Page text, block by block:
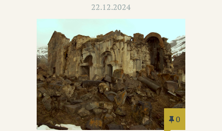
22.12.2024
0